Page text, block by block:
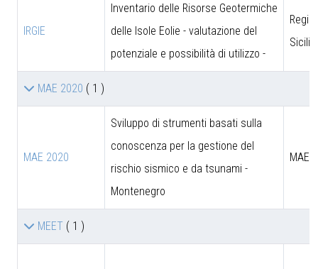
IRGIE
Inventario delle Risorse Geotermiche
delle Isole Eolie - valutazione del
potenziale e possibilità di utilizzo -
MAE 2020 ( 1 )
MAE 2020
Sviluppo di strumenti basati sulla
conoscenza per la gestione del
rischio sismico e da tsunami -
Montenegro
MAE
MEET ( 1 )